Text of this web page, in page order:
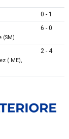
0 - 1
(SM)
6 - 0
( ME),
2 - 4